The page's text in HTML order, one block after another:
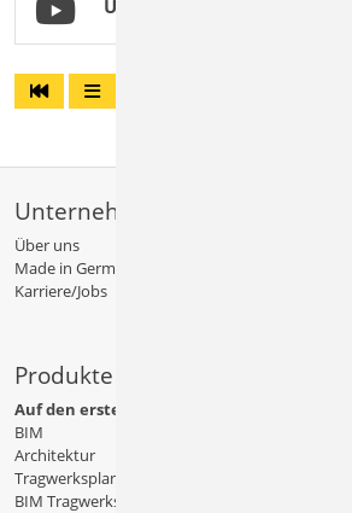
U050 SkizzenEditor
Unternehmen
Über uns
Made in Germany
Karriere/Jobs
Produkte
Auf den ersten Blick
BIM
Architektur
Tragwerksplanung
BIM Tragwerksplanung